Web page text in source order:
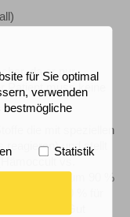
da er nur
muss keine
die mit speziellen
und stellt
vs.
Sensitivität um 90 %
um ca. 40 % für
Lit: Guittet, Gut
für Sie optimal
verwenden
bestmögliche
Statistik